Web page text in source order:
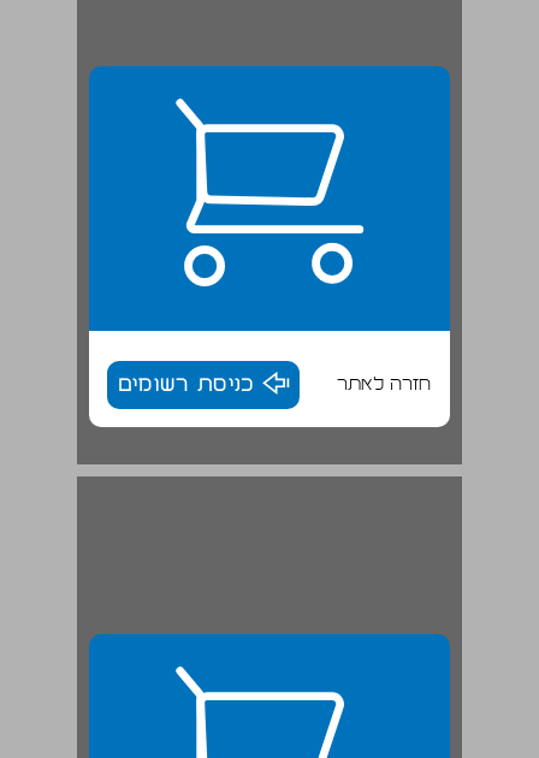
חזרה לאתר כניסת רשומים